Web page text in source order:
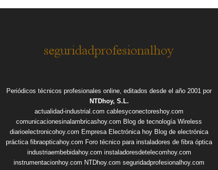
Periódicos técnicos profesionales online, editados desde el año 2001 por
NTDhoy, S.L.
actualidad-industrial.com cablesyconectoreshoy.com
comunicacionesinalambricashoy.com Blog de tecnología Wireless
diarioelectronicohoy.com Empresa Electrónica hoy Blog de electrónica
práctica fibraopticahoy.com Foro técnico para instaladores de fibra óptica
industriaembebidahoy.com instaladoresdetelecomhoy.com
instrumentacionhoy.com NTDhoy.com seguridadprofesionalhoy.com